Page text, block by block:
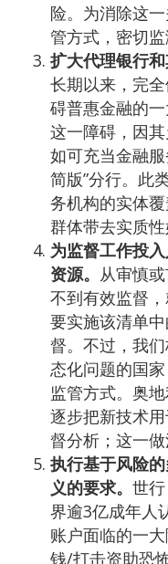
险。为消除这
管方式，密切监
扩大代理银行
长期以来，完
碍普惠金融的
这一障碍，因
如可充当金融
简版”分行。此
务机构的实体
群体带去实质性
为监督工作投
资源。 从审慎
不到有效监督
要实施该清单
督。不过，我
态化问题的国
监管方式。奥
逐步把新技术
督分析；这一做
执行基于风险
义的要求。 世行
界逾3亿成年人
账户面临的一
钱/打击资助恐